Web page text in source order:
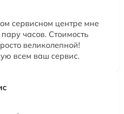
сервисном центре мне
часов. Стоимость
великолепной!
всем ваш сервис.